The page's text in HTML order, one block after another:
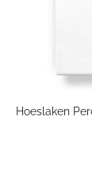
Hoeslaken